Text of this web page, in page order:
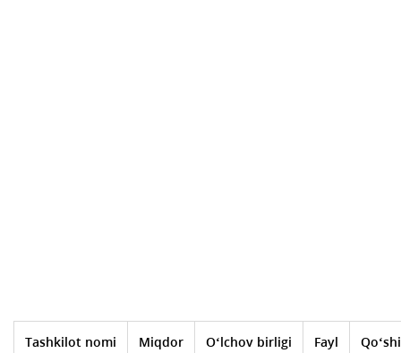
Tashkilot nomi Miqdor O‘lchov birligi Fayl